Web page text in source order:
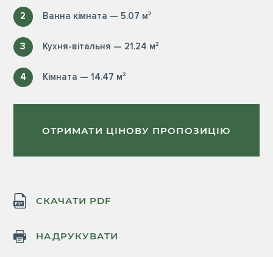
2 Ванна кімната — 5.07 м²
3 Кухня-вітальня — 21.24 м²
4 Кімната — 14.47 м²
ОТРИМАТИ ЦІНОВУ ПРОПОЗИЦІЮ
СКАЧАТИ PDF
НАДРУКУВАТИ